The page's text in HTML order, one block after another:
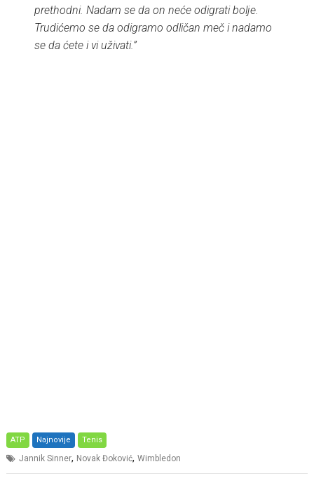
prethodni. Nadam se da on neće odigrati bolje.
Trudićemo se da odigramo odličan meč i nadamo
se da ćete i vi uživati.”
ATP Najnovije Tenis
Jannik Sinner, Novak Đoković,Wimbledon